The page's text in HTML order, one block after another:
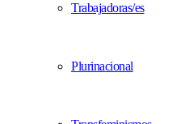
Trabajadoras/es
Plurinacional